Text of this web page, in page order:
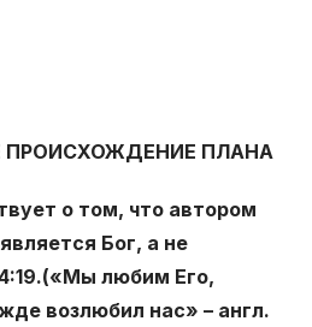
ПРОИСХОЖДЕНИЕ ПЛАНА
о том, что автором
Бог, а не
любим Его,
возлюбил нас» – англ.